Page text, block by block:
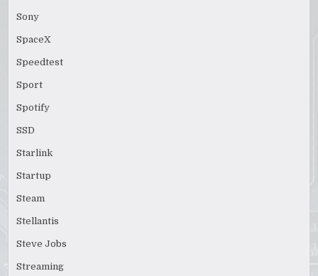
Sony
SpaceX
Speedtest
Sport
Spotify
SSD
Starlink
Startup
Steam
Stellantis
Steve Jobs
Streaming